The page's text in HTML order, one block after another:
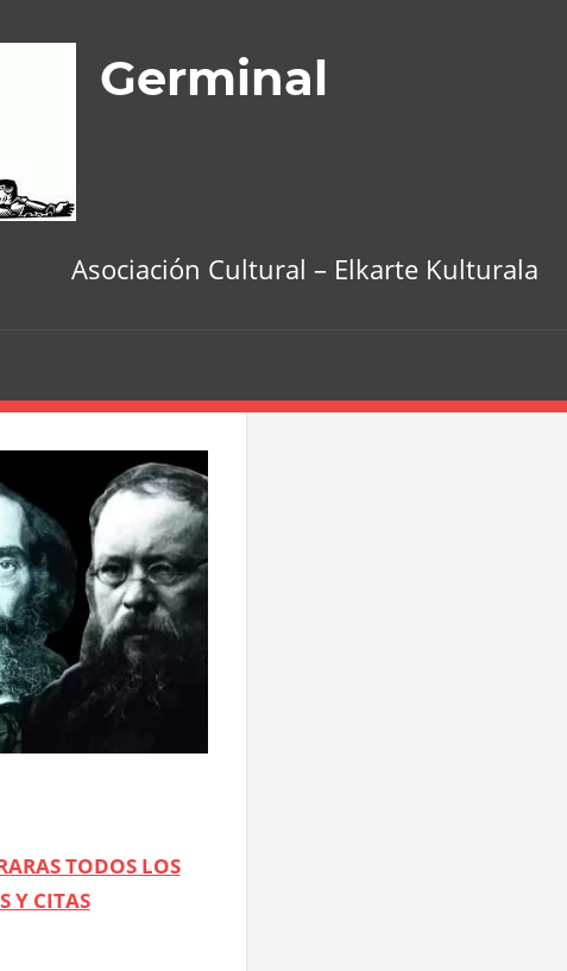
Germinal
Asociación Cultural – Elkarte Kulturala
TODOS LOS
Y CITAS